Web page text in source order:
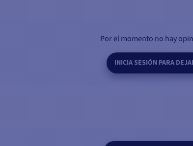
Por el momento no hay
INICIA SESIÓN PARA